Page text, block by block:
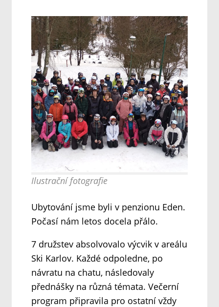
Ilustrační fotografie
Ubytování jsme byli v penzionu Eden.
Počasí nám letos docela přálo.
7 družstev absolvovalo výcvik v areálu
Ski Karlov. Každé odpoledne, po
návratu na chatu, následovaly
přednášky na různá témata. Večerní
program připravila pro ostatní vždy